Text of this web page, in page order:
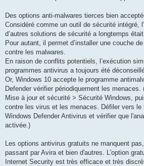
Des options anti-malwares tierces bien
Considéré comme un outil de sécurité intégré,
d’autres solutions de sécurité a longtemps était
Pour autant, il permet d’installer une couche
contre les malwares.
En raison de conflits potentiels, l’exécution
programmes antivirus a toujours été
Or, Windows 10 accepte le programme
Defender vérifier périodiquement les
Mise à jour et sécurité > Sécurité Windows,
contre les virus et les menaces. Défiler vers le
Windows Defender Antivirus et vérifier que
activée.)
Les options antivirus gratuits ne manquent
passant par Avira et bien d'autres. L'option
Internet Security est très efficace et très